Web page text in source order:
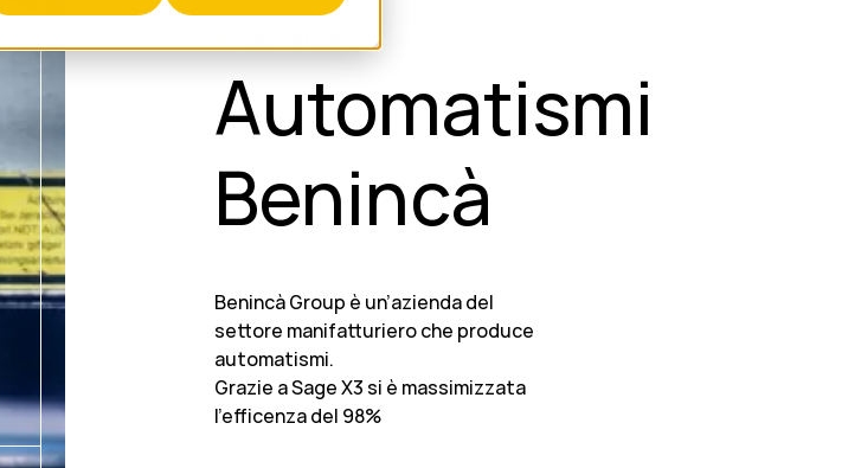
Automatismi
Benincà
Benincà Group è un’azienda del
settore manifatturiero che produce
automatismi.
Grazie a Sage X3 si è massimizzata
l'efficenza del 98%